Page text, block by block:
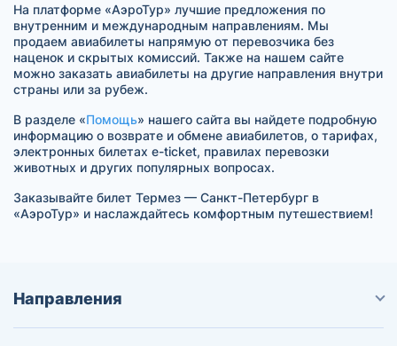
На платформе «АэроТур» лучшие предложения по
внутренним и международным направлениям. Мы
продаем авиабилеты напрямую от перевозчика без
наценок и скрытых комиссий. Также на нашем сайте
можно заказать авиабилеты на другие направления внутри
страны или за рубеж.
В разделе «Помощь» нашего сайта вы найдете подробную
информацию о возврате и обмене авиабилетов, о тарифах,
электронных билетах e-ticket, правилах перевозки
животных и других популярных вопросах.
Заказывайте билет Термез — Санкт-Петербург в
«АэроТур» и наслаждайтесь комфортным путешествием!
Направления